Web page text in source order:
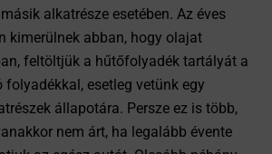
alkatrésze esetében. Az éves
kimerülnek abban, hogy olajat
feltöltjük a hűtőfolyadék tartályát a
esetleg vetünk egy
állapotára. Persze ez is több,
nem árt, ha legalább évente